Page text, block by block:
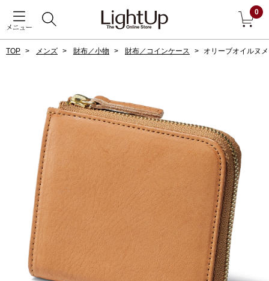
メニュー
0
ダーウェア
戻る
ジャケット
コート
ブルゾン
その他
トップス
TOP メンズ 財布／小物 財布／コインケース オリーブオイルヌ